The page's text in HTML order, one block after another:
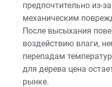
предпочтительно из-
механическим
После высыхания
воздействию влаги,
перепадам
для дерева цена
рынке.